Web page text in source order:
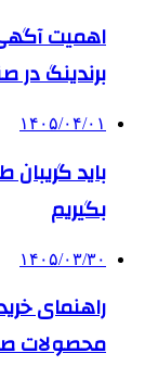
اهمیت
برندینگ در
۱۴۰۵/۰۴/۰۱
باید
بگیریم
۱۴۰۵/۰۳/۳۰
راهنمای
محصولات